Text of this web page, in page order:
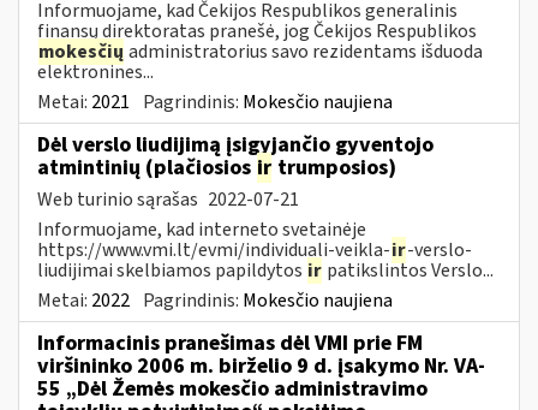
Informuojame, kad Čekijos Respublikos generalinis
finansų direktoratas pranešė, jog Čekijos Respublikos
mokesčių administratorius savo rezidentams išduoda
elektronines...
Metai: 2021 Pagrindinis: Mokesčio naujiena
Dėl verslo liudijimą įsigyjančio gyventojo
atmintinių (plačiosios ir trumposios)
Web turinio sąrašas 2022-07-21
Informuojame, kad interneto svetainėje
https://www.vmi.lt/evmi/individuali-veikla-ir-verslo-
liudijimai skelbiamos papildytos ir patikslintos Verslo...
Metai: 2022 Pagrindinis: Mokesčio naujiena
Informacinis pranešimas dėl VMI prie FM
viršininko 2006 m. birželio 9 d. įsakymo Nr. VA-
55 „Dėl Žemės mokesčio administravimo